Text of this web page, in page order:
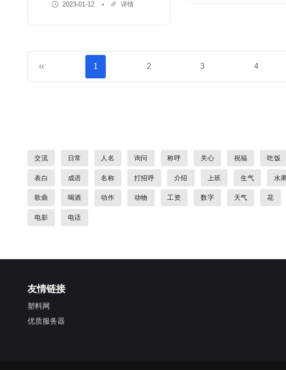
2023-01-12 详情
‹‹ 1 2 3 4
交流 日常 人名 询问 称呼 关心 祝福 吃饭
表白 成语 名称 打招呼 介绍 上班 生气 水
歌曲 喝酒 动作 动物 工资 数字 天气 花
电影 电话
友情链接
塑料网
优质服务器